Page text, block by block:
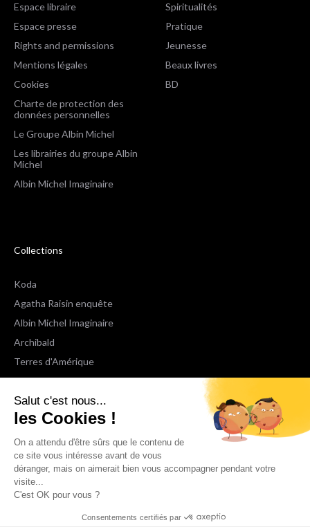
Salut c'est nous...
les Cookies !
On a attendu d'être sûrs que le contenu de
ce site vous intéresse avant de vous
déranger, mais on aimerait bien vous accompagner pendant votre
visite...
C'est OK pour vous ?
Consentements certifiés par
Espace libraire
Espace presse
Rights and permissions
Mentions légales
Cookies
Charte de protection des
données personnelles
Le Groupe Albin Michel
Les librairies du groupe Albin
Michel
Albin Michel Imaginaire
Spiritualités
Pratique
Jeunesse
Beaux livres
BD
Collections
Koda
Agatha Raisin enquête
Albin Michel Imaginaire
Archibald
Terres d'Amérique
Espaces Libres Poche
NOX
Wiz
Voir toutes les collections
Nous suivre